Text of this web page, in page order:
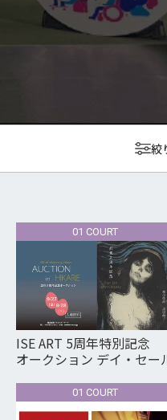
絞
01 COURT
ISE ART 5周年特別記念
オークション デイ・セー
01 COURT